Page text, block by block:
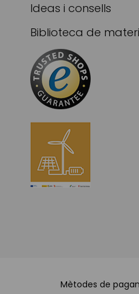
Ideas i consells
Biblioteca de
Mètodes de